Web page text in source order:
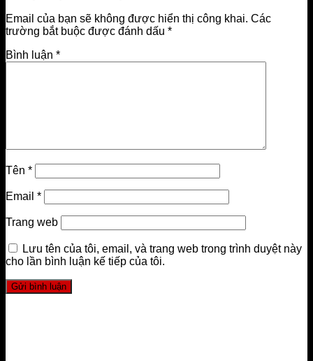
Email của bạn sẽ không được hiển thị công khai. Các
trường bắt buộc được đánh dấu *
Bình luận *
Tên *
Email *
Trang web
Lưu tên của tôi, email, và trang web trong trình duyệt này
cho lần bình luận kế tiếp của tôi.